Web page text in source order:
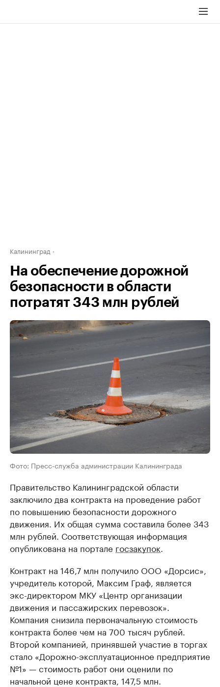
Калининград
На обеспечение дорожной
безопасности в области
потратят 343 млн рублей
Фото: Пресс-служба администрации Калининграда
Правительство Калининградской области
заключило два контракта на проведение работ
по повышению безопасности дорожного
движения. Их общая сумма составила более 343
млн рублей. Соответствующая информация
опубликована на портале госзакупок
Контракт на 146,7 млн получило ООО «Дорсис»,
учредитель которой, Максим Граф, является
экс-директором МКУ «Центр организации
движения и пассажирских перевозок».
Компания снизила первоначальную стоимость
контракта более чем на 700 тысяч рублей.
Второй компанией, принявшей участие в торгах
стало «Дорожно-эксплуатационное предприятие
№1» — стоимость работ они оценили по
начальной цене контракта, 147,5 млн.